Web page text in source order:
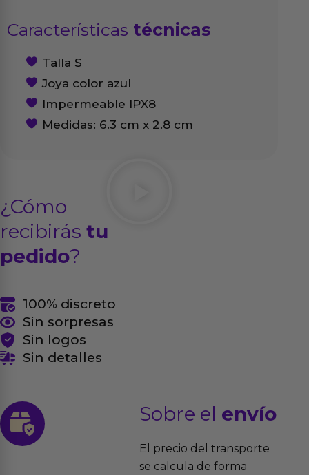
Características técnicas
Talla S
Joya color azul
Impermeable IPX8
Medidas: 6.3 cm x 2.8 cm
¿Cómo
recibirás tu
pedido?
100% discreto
Sin sorpresas
Sin logos
Sin detalles
Sobre el envío
El precio del transporte
se calcula de forma